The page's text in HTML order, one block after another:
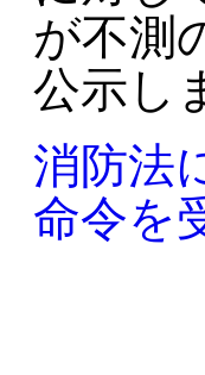
が不測
公示し
消防法
命令を